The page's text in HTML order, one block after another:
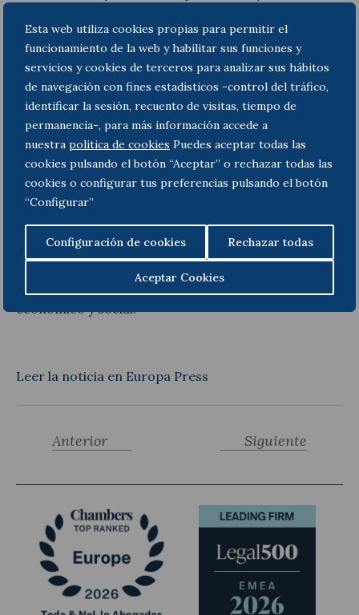
Esta web utiliza cookies propias para permitir el
funcionamiento de la web y habilitar sus funciones y
servicios y cookies de terceros para analizar sus hábitos
de navegación con fines estadísticos -control del tráfico,
identificar la sesión, recuento de visitas, tiempo de
permanencia-, para más información accede a
nuestra politica de cookies Puedes aceptar todas las
cookies pulsando el botón “Aceptar” o rechazar todas las
cookies o configurar tus preferencias pulsando el botón
“Configurar”
Configuración de cookies Rechazar todas
Aceptar Cookies
colaboradora que es referencia puntera en
tecnología. Estamos convencidos de que su
aportación resultará muy positiva para nuestra
organización que nuevamente se ve reforzada por la
confianza de destacadas personalidades y empresas
del sector turístico”, ha comentado Juan Molas,
presidente de la Mesa del Turismo de España.
LaMesa del Turismo de Españaes un grupo de
encuentro, diálogo y creación de estados de opinión
formado por medio centenar de destacadas
privado turístico español. Su objetivo esencial es el
estudio, coordinación privada y divulgación de la
función del Turismo en el marco de la economía de
mercado, como factor esencial del desarrollo
económico y social.
Leer la noticia en Europa Press
Siguiente
Anterior